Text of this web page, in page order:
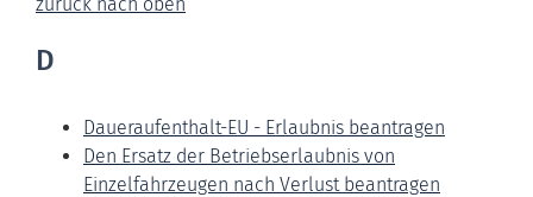
D
Daueraufenthalt-EU - Erlaubnis beantragen
Den Ersatz der Betriebserlaubnis von
Einzelfahrzeugen nach Verlust beantragen